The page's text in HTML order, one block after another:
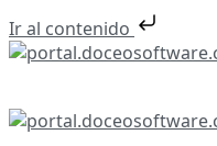
Ir al contenido
Saltar